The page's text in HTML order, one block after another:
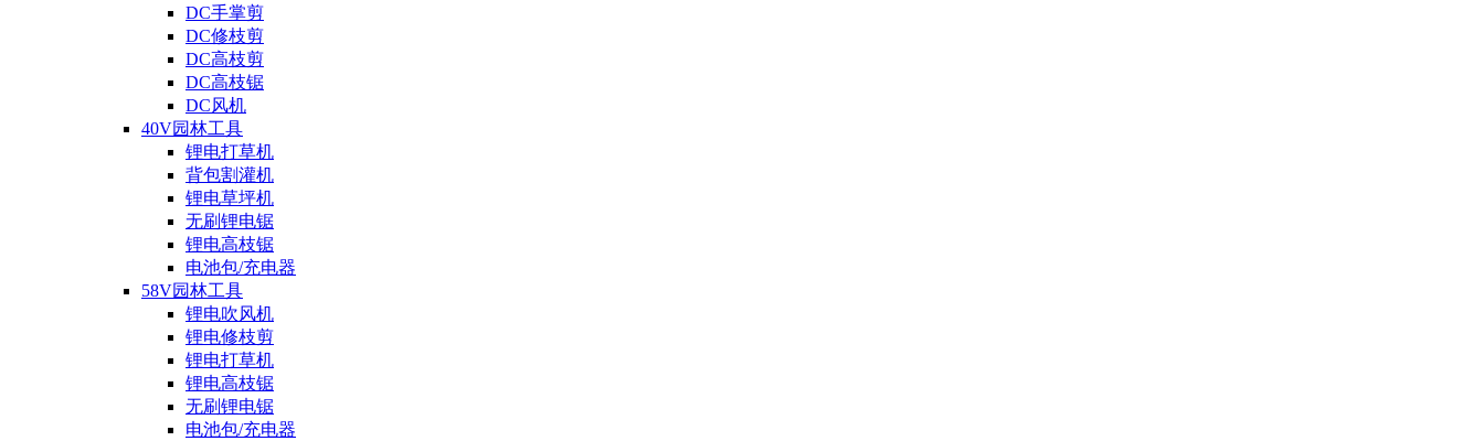
DC手掌剪
DC修枝剪
DC高枝剪
DC高枝锯
DC风机
40V园林工具
锂电打草机
背包割灌机
锂电草坪机
无刷锂电锯
锂电高枝锯
电池包/充电器
58V园林工具
锂电吹风机
锂电修枝剪
锂电打草机
锂电高枝锯
无刷锂电锯
电池包/充电器